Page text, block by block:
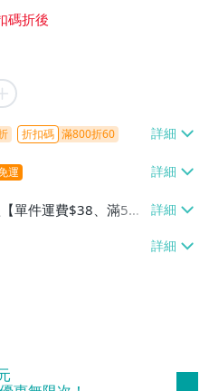
折扣碼 滿800折60
運
單件運費$38、滿5件
】、7-ELEVEN取貨
萊爾富取貨付款【單件
費滿$1298免運
件運費$120、滿5件